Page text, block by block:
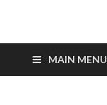
MAIN MENU